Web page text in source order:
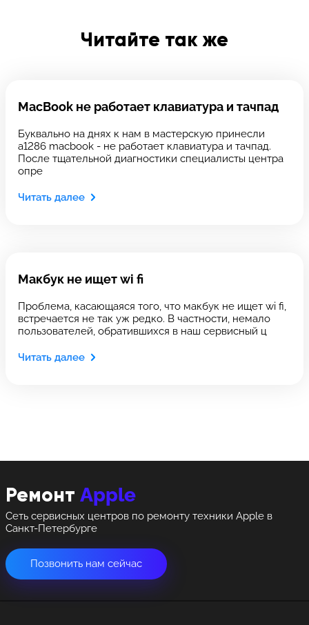
Читайте так же
MacBook не работает клавиатура и тачпад
Буквально на днях к нам в мастерскую принесли
a1286 macbook - не работает клавиатура и тачпад.
После тщательной диагностики специалисты центра
опре
Читать далее
Макбук не ищет wi fi
Проблема, касающаяся того, что макбук не ищет wi fi,
встречается не так уж редко. В частности, немало
пользователей, обратившихся в наш сервисный ц
Читать далее
Ремонт Apple
Сеть сервисных центров по ремонту техники Apple в
Санкт-Петербурге
Позвонить нам сейчас
Выберите сервис
Выберите адрес сервиса, в который хотите
позвонить
Выберите сервис
Выберите адрес сервиса, в который хотите
позвонить